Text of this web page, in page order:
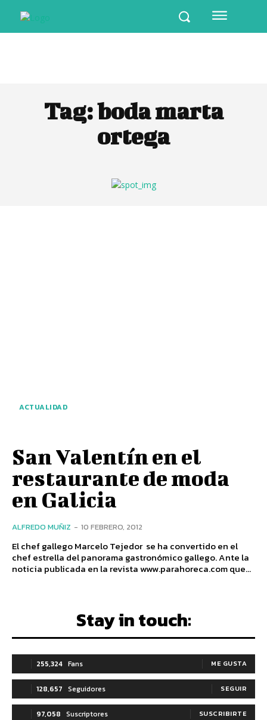
Tag:boda marta
ortega
ACTUALIDAD
San Valentín en el
restaurante de moda
en Galicia
ALFREDO MUÑIZ - 10 FEBRERO, 2012
El chef gallego Marcelo Tejedor se ha convertido en el
chef estrella del panorama gastronómico gallego. Ante la
noticia publicada en la revista www.parahoreca.com que...
Stay in touch:
255,324 Fans ME GUSTA
128,657 Seguidores SEGUIR
97,058 Suscriptores SUSCRIBIRTE